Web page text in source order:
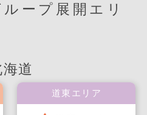
ープ展開エリ
道
道東エリア